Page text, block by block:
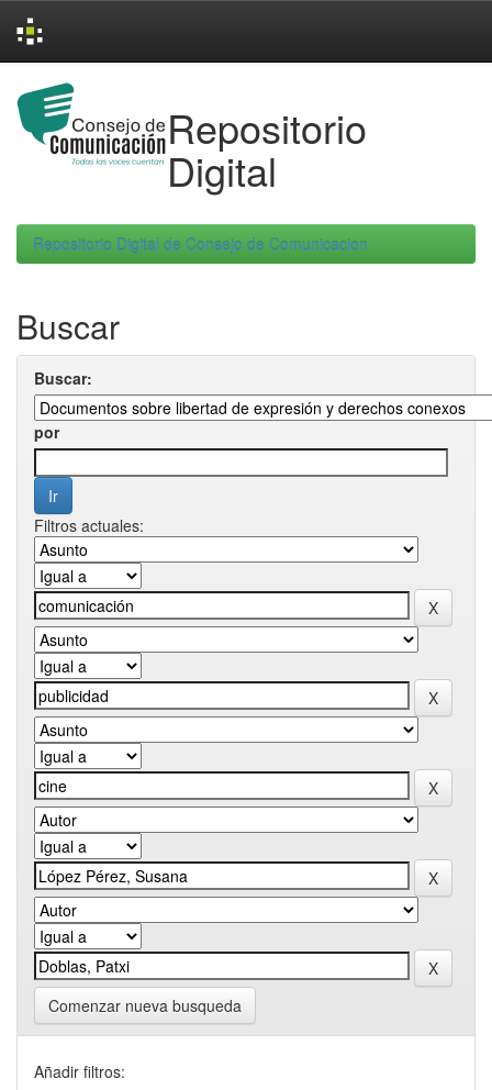
navigation
Repositorio
Digital
Repositorio Digital de Consejo de Comunicacion
Buscar
Buscar:
por
Filtros actuales:
Comenzar nueva busqueda
Añadir filtros: